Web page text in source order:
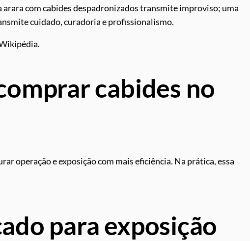
arara com cabides despadronizados transmite improviso; uma
cuidado, curadoria e profissionalismo.
cabides no
operação e exposição com mais eficiência. Na prática, essa
para exposição